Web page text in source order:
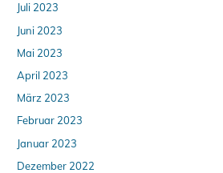
Juli 2023
Juni 2023
Mai 2023
April 2023
März 2023
Februar 2023
Januar 2023
Dezember 2022